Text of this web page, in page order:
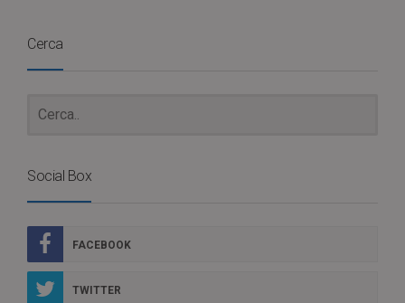
Cerca
Social Box
FACEBOOK
TWITTER